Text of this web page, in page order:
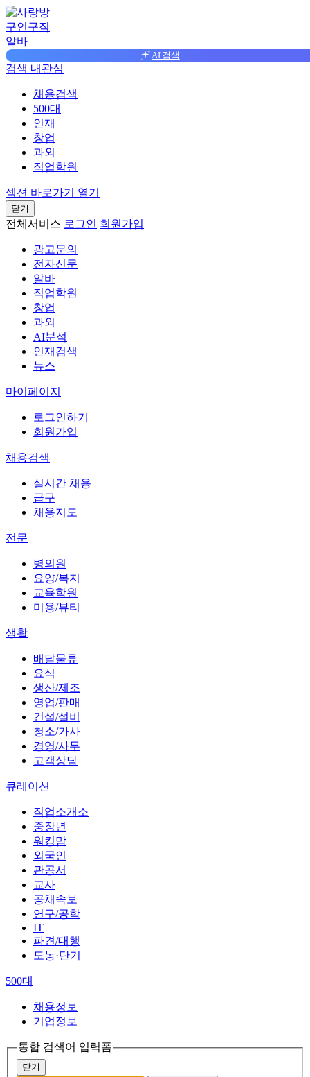
구인구직
알바
AI 검색
검색 내관심
채용검색
500대
인재
창업
과외
직업학원
섹션 바로가기 열기
닫기
전체서비스 로그인 회원가입
광고문의
전자신문
알바
직업학원
창업
과외
AI분석
인재검색
뉴스
마이페이지
로그인하기
회원가입
채용검색
실시간 채용
급구
채용지도
전문
병의원
요양/복지
교육학원
미용/뷰티
생활
배달물류
요식
생산/제조
영업/판매
건설/설비
청소/가사
경영/사무
고객상담
큐레이션
직업소개소
중장년
워킹맘
외국인
관공서
교사
공채속보
연구/공학
IT
파견/대행
도농·단기
500대
채용정보
기업정보
통합 검색어 입력폼
닫기